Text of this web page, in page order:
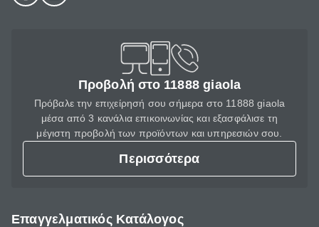
Προβολή στο 11888 giaola
Πρόβαλε την επιχείρησή σου σήμερα στο 11888 giaola
μέσα από 3 κανάλια επικοινωνίας και εξασφάλισε τη
μέγιστη προβολή των προϊόντων και υπηρεσιών σου.
Περισσότερα
Επαγγελματικός Κατάλογος